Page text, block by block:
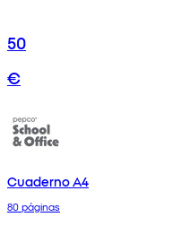
50
€
Cuaderno A4
80 páginas